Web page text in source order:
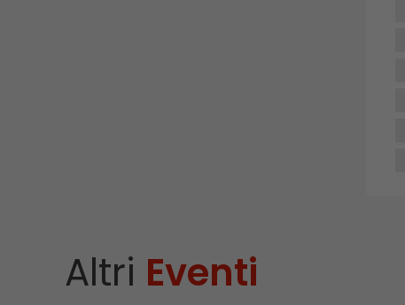
Altri Eventi